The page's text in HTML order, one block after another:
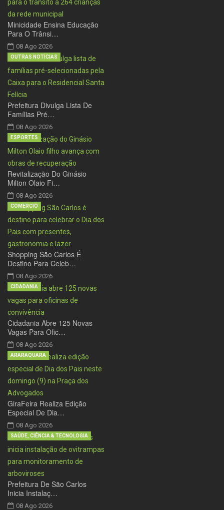
Minicidade Ensina Educação
Para O Trânsi…
08 Ago 2026
Prefeitura Divulga Lista De
Famílias Pré…
08 Ago 2026
OUTRAS NOTÍCIAS
Revitalização Do Ginásio
Milton Olaio Fi…
08 Ago 2026
ESPORTES
Shopping São Carlos É
Destino Para Celeb…
08 Ago 2026
COMÉRCIO
Cidadania Abre 125 Novas
Vagas Para Ofic…
08 Ago 2026
CIDADANIA
GiraFeira Realiza Edição
Especial De Dia…
08 Ago 2026
ARARAQUARA
Prefeitura De São Carlos
Inicia Instalaç…
08 Ago 2026
SAÚDE, CIÊNCIA & TECNOLOGIA